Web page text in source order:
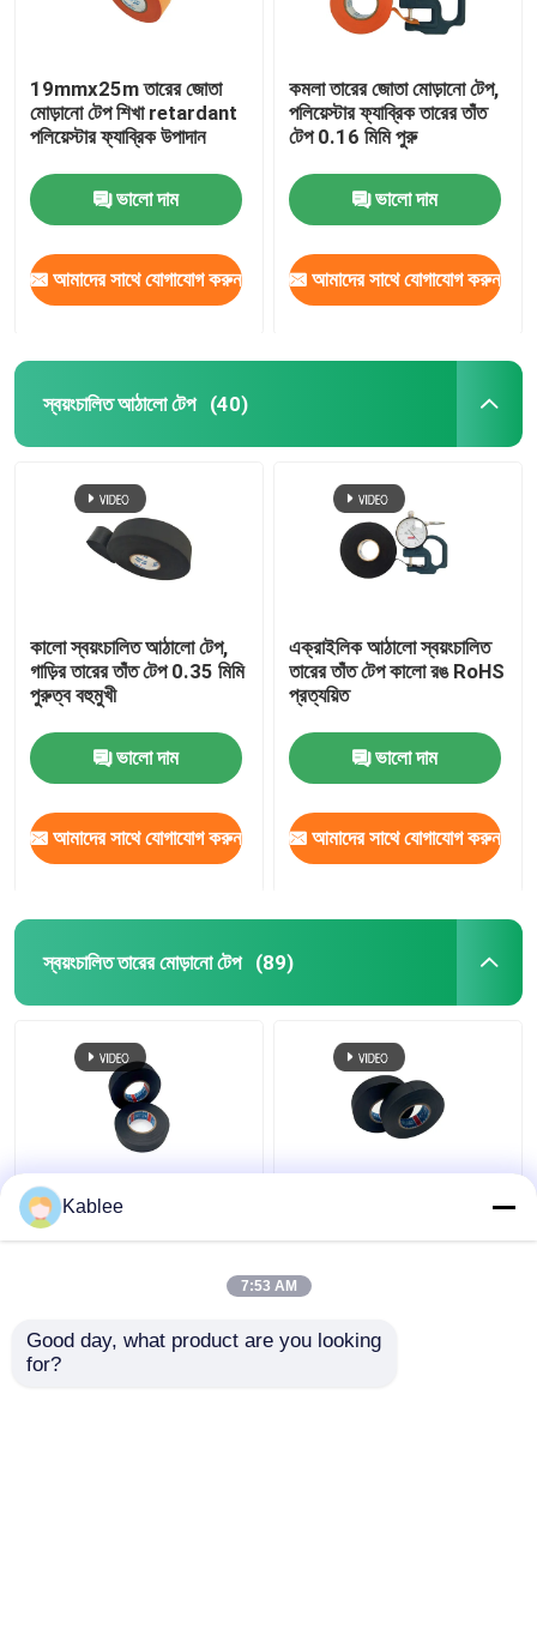
19mmx25m তারের জোতা
মোড়ানো টেপ শিখা retardant
পলিয়েস্টার ফ্যাব্রিক উপাদান
ভালো দাম
আমাদের সাথে যোগাযোগ করুন
কমলা তারের জোতা মোড়ানো টেপ,
পলিয়েস্টার ফ্যাব্রিক তারের তাঁত
টেপ 0.16 মিমি পুরু
ভালো দাম
আমাদের সাথে যোগাযোগ করুন
স্বয়ংচালিত আঠালো টেপ (40)
কালো স্বয়ংচালিত আঠালো টেপ,
গাড়ির তারের তাঁত টেপ 0.35 মিমি
পুরুত্ব বহুমুখী
ভালো দাম
আমাদের সাথে যোগাযোগ করুন
এক্রাইলিক আঠালো স্বয়ংচালিত
তারের তাঁত টেপ কালো রঙ RoHS
প্রত্যয়িত
ভালো দাম
আমাদের সাথে যোগাযোগ করুন
স্বয়ংচালিত তারের মোড়ানো টেপ (89)
Acrylates Copolymer
আঠালো সঙ্গে পলিথিন তারের জোতা
Kablee
7:53 AM
Good day, what product are you looking
for?